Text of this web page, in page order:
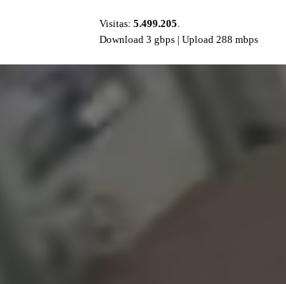
Visitas:5.499.205
Download 3 gbps | Upload 288 mbps